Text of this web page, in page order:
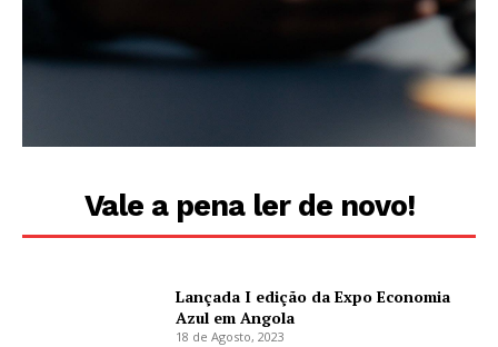
Vale a pena ler de novo!
Lançada I edição da Expo Economia
Azul em Angola
18 de Agosto, 2023